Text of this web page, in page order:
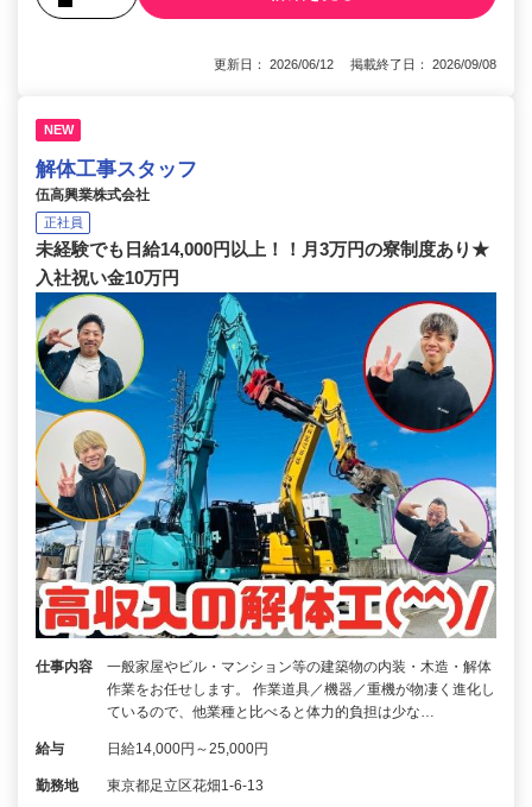
更新日： 2026/06/12 掲載終了日： 2026/09/08
NEW
解体工事スタッフ
伍高興業株式会社
正社員
未経験でも日給14,000円以上！！月3万円の寮制度あり★
入社祝い金10万円
仕事内容
一般家屋やビル・マンション等の建築物の内装・木造・解体
作業をお任せします。 作業道具／機器／重機が物凄く進化し
ているので、他業種と比べると体力的負担は少な…
給与 日給14,000円～25,000円
勤務地 東京都足立区花畑1-6-13